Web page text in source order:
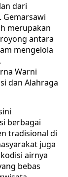
dari
Gemarsawi
merupakan
antara
mengelola
Warni
dan Alahraga
berbagai
tradisional di
juga
airnya
bebas